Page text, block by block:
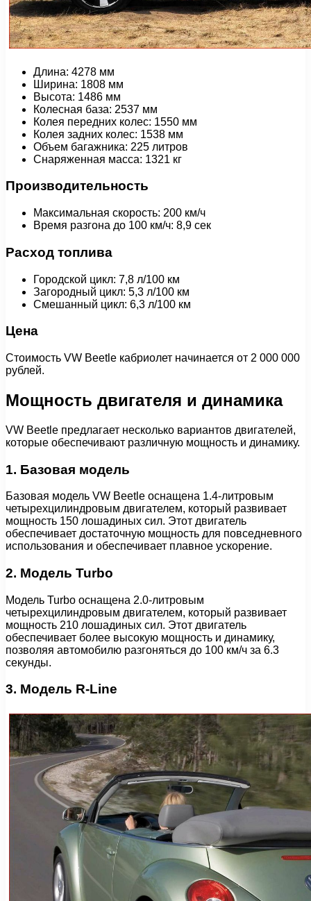
Длина: 4278 мм
Ширина: 1808 мм
Высота: 1486 мм
Колесная база: 2537 мм
Колея передних колес: 1550 мм
Колея задних колес: 1538 мм
Объем багажника: 225 литров
Снаряженная масса: 1321 кг
Производительность
Максимальная скорость: 200 км/ч
Время разгона до 100 км/ч: 8,9 сек
Расход топлива
Городской цикл: 7,8 л/100 км
Загородный цикл: 5,3 л/100 км
Смешанный цикл: 6,3 л/100 км
Цена
Стоимость VW Beetle кабриолет начинается от 2 000 000
рублей.
Мощность двигателя и динамика
VW Beetle предлагает несколько вариантов двигателей,
которые обеспечивают различную мощность и динамику.
1. Базовая модель
Базовая модель VW Beetle оснащена 1.4-литровым
четырехцилиндровым двигателем, который развивает
мощность 150 лошадиных сил. Этот двигатель
обеспечивает достаточную мощность для повседневного
использования и обеспечивает плавное ускорение.
2. Модель Turbo
Модель Turbo оснащена 2.0-литровым
четырехцилиндровым двигателем, который развивает
мощность 210 лошадиных сил. Этот двигатель
обеспечивает более высокую мощность и динамику,
позволяя автомобилю разгоняться до 100 км/ч за 6.3
секунды.
3. Модель R-Line